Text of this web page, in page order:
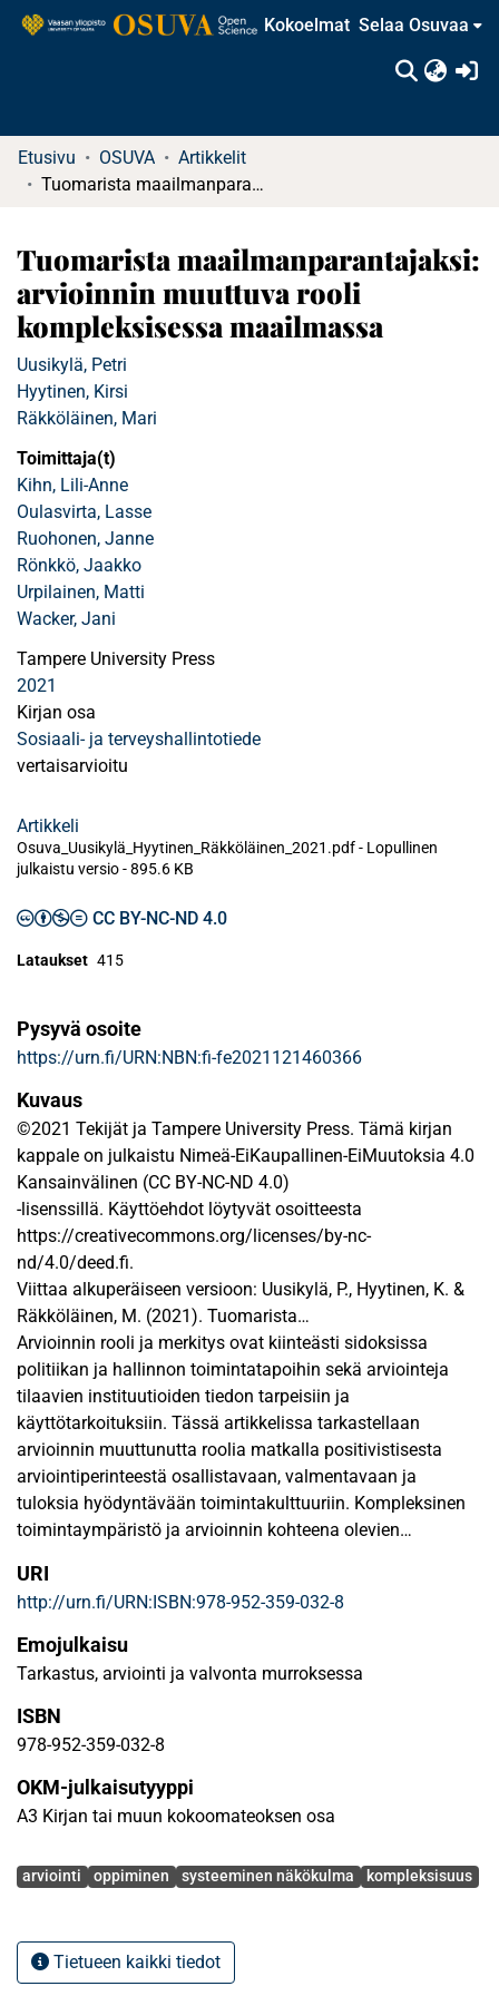
Kokoelmat Selaa Osuvaa
Etusivu OSUVA
Artikkelit
Tuomarista maailmanparantajaksi: arvioinnin muuttuva rooli kompleksisessa maailmassa
Tuomarista maailmanparantajaksi:
arvioinnin muuttuva rooli
kompleksisessa maailmassa
Uusikylä, Petri
Hyytinen, Kirsi
Räkköläinen, Mari
Toimittaja(t)
Kihn, Lili-Anne
Oulasvirta, Lasse
Ruohonen, Janne
Rönkkö, Jaakko
Urpilainen, Matti
Wacker, Jani
Tampere University Press
2021
Kirjan osa
Sosiaali- ja terveyshallintotiede
vertaisarvioitu
Artikkeli
Osuva_Uusikylä_Hyytinen_Räkköläinen_2021.pdf - Lopullinen
julkaistu versio-895.6 KB
CC BY-NC-ND 4.0
Lataukset 415
Pysyvä osoite
https://urn.fi/URN:NBN:fi-fe2021121460366
Kuvaus
©2021 Tekijät ja Tampere University Press. Tämä kirjan
kappale on julkaistu Nimeä-EiKaupallinen-EiMuutoksia 4.0
Kansainvälinen (CC BY-NC-ND 4.0)
-lisenssillä. Käyttöehdot löytyvät osoitteesta
https://creativecommons.org/licenses/by-nc-
nd/4.0/deed.fi.
Viittaa alkuperäiseen versioon: Uusikylä, P., Hyytinen, K. &
Räkköläinen, M. (2021). Tuomarista
maailmanparantajaksi: arvioinnin muuttuva rooli
kompleksisessa maailmassa. Teoksessa: Kihn, L-A.,
Oulasvirta, L., Ruohonen, J.,
Rönkkö, J., Urpilainen, M. & Wacker, J. (toim.), Tarkastus,
arviointi ja valvonta murroksessa, 211–236. Tampere:
Tampere University Press. http://urn.fi/URN:ISBN:978-952-
359-032-8
Arvioinnin rooli ja merkitys ovat kiinteästi sidoksissa
politiikan ja hallinnon toimintatapoihin sekä arviointeja
tilaavien instituutioiden tiedon tarpeisiin ja
käyttötarkoituksiin. Tässä artikkelissa tarkastellaan
arvioinnin muuttunutta roolia matkalla positivistisesta
arviointiperinteestä osallistavaan, valmentavaan ja
tuloksia hyödyntävään toimintakulttuuriin. Kompleksinen
toimintaympäristö ja arvioinnin kohteena olevien
ovat viime vuosina asettaneet arvioinnille aivan
uudenlaisia haasteita. Artikkelissa hahmotetaan miten
arviointitoimintaa tulisi kehittää, jotta sen kautta voitaisiin
löytää ratkaisuja yhteiskunnan pirullisiin ongelmiin.
Samalla myös arvioitsijoiden osaaminen ja kyky
hahmottaa nopeasti muuttuvia ja keskinäisriippuvaisia
ilmiöitä joutuvat koetukselle. Artikkelin lopussa esitetään,
keskusteluun, haastaa mekanistisia tulkintoja, tarjota uusia
näkökulmia ja viitekehyksiä sekä toimia asiantuntevina
päätöksentekijöiden ja muiden globaalia muutosta
URI
http://urn.fi/URN:ISBN:978-952-359-032-8
Emojulkaisu
Tarkastus, arviointi ja valvonta murroksessa
ISBN
978-952-359-032-8
OKM-julkaisutyyppi
A3 Kirjan tai muun kokoomateoksen osa
Avainsanat
arviointi oppiminen systeeminen näkökulma kompleksisuus
Tietueen kaikki tiedot